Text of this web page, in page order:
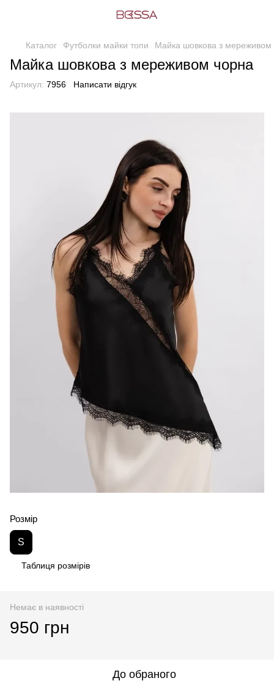
Каталог Футболки майки топи Майка шовкова з мереживом
Майка шовкова з мереживом чорна
Артикул: 7956 Написати відгук
Розмір
S
Таблиця розмірів
Немає в наявності
950 грн
До обраного